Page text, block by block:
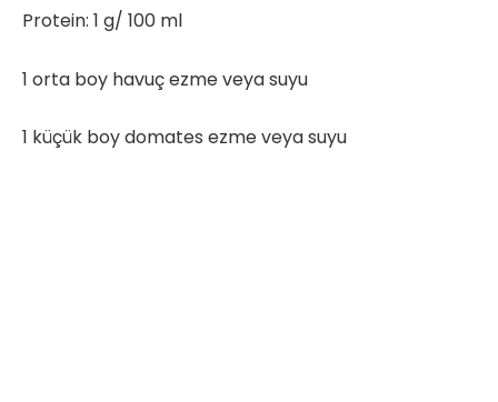
Protein: 1 g/ 100 ml
1 orta boy havuç ezme veya suyu
1 küçük boy domates ezme veya suyu